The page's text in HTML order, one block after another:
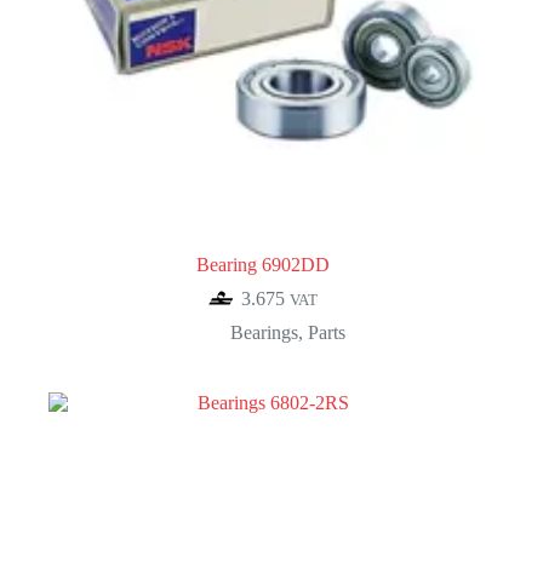
Bearing 6902DD
3.675 VAT
Bearings, Parts